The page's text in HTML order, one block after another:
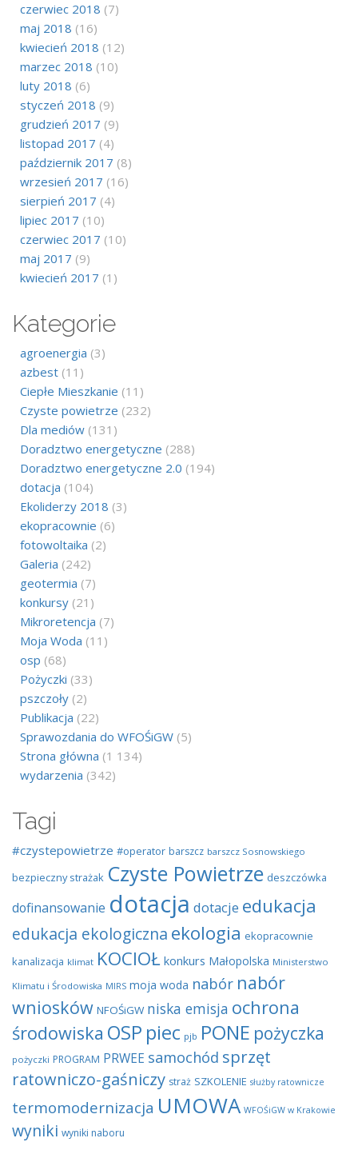
czerwiec 2018 (7)
maj 2018 (16)
kwiecień 2018 (12)
marzec 2018 (10)
luty 2018 (6)
styczeń 2018 (9)
grudzień 2017 (9)
listopad 2017 (4)
październik 2017 (8)
wrzesień 2017 (16)
sierpień 2017 (4)
lipiec 2017 (10)
czerwiec 2017 (10)
maj 2017 (9)
kwiecień 2017 (1)
Kategorie
agroenergia (3)
azbest (11)
Ciepłe Mieszkanie (11)
Czyste powietrze (232)
Dla mediów (131)
Doradztwo energetyczne (288)
Doradztwo energetyczne 2.0 (194)
dotacja (104)
Ekoliderzy 2018 (3)
ekopracownie (6)
fotowoltaika (2)
Galeria (242)
geotermia (7)
konkursy (21)
Mikroretencja (7)
Moja Woda (11)
osp (68)
Pożyczki (33)
pszczoły (2)
Publikacja (22)
Sprawozdania do WFOŚiGW (5)
Strona główna (1 134)
wydarzenia (342)
Tagi
#czystepowietrze #operator barszcz barszcz Sosnowskiego
bezpieczny strażak Czyste Powietrze deszczówka
dofinansowanie dotacja dotacje edukacja
edukacja ekologiczna ekologia ekopracownie
kanalizacja klimat KOCIOŁ konkurs Małopolska Ministerstwo
Klimatu i Środowiska MIRS moja woda nabór nabór
wniosków NFOŚiGW niska emisja ochrona
środowiska OSP piec pjb PONE pożyczka
pożyczki PROGRAM PRWEE samochód sprzęt
ratowniczo-gaśniczy straż SZKOLENIE służby ratownicze
termomodernizacja UMOWA WFOŚiGW w Krakowie
wyniki wyniki naboru